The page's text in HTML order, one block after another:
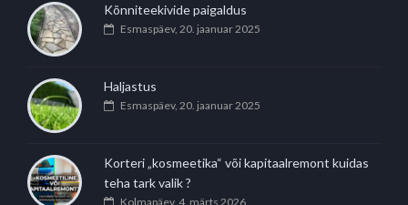
Kõnniteekivide paigaldus
Esmaspäev, 20. jaanuar 2025
Haljastus
Esmaspäev, 20. jaanuar 2025
Korteri „kosmeetika“ või kapitaalremont kuidas
teha tark valik ?
Kolmapäev, 4. märts 2026